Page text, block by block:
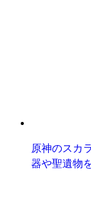
原神のスカ
器や聖遺物